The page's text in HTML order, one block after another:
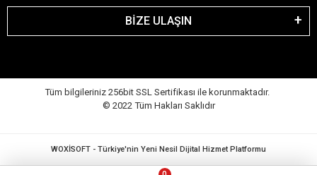
BİZE ULAŞIN
Tüm bilgileriniz 256bit SSL Sertifikası ile korunmaktadır.
© 2022 Tüm Hakları Saklıdır
WOXİSOFT - Türkiye'nin Yeni Nesil Dijital Hizmet Platformu